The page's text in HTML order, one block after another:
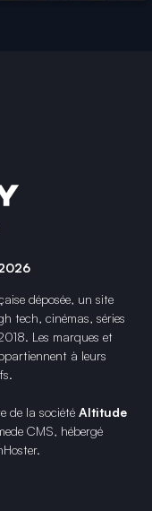
déposée, un site
tech, cinémas, séries
Les marques et
à leurs
de la société Altitude
CMS, hébergé
.